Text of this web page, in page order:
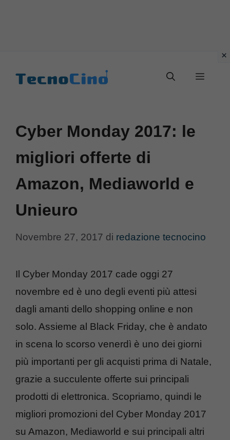
Menu
Cyber Monday 2017: le
migliori offerte di
Amazon, Mediaworld e
Unieuro
Novembre 27, 2017 di redazione tecnocino
Il Cyber Monday 2017 cade oggi 27
novembre ed è uno degli eventi più attesi
dagli amanti dello shopping online e non
solo. Assieme al Black Friday, che è andato
in scena lo scorso venerdì è uno dei giorni
più importanti per gli acquisti prima di Natale,
grazie a succulente offerte sui principali
prodotti di elettronica. Scopriamo, quindi le
migliori promozioni del Cyber Monday 2017
su Amazon, Mediaworld e sui principali altri